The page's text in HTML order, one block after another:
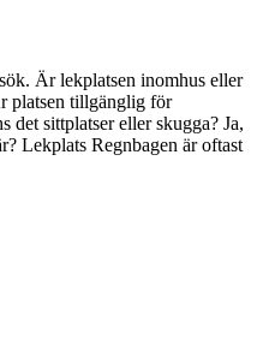
Är lekplatsen inomhus eller
platsen tillgänglig för
sittplatser eller skugga? Ja,
Lekplats Regnbagen är oftast